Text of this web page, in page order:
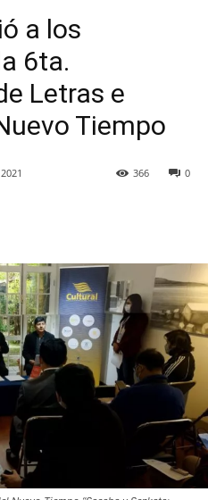
a los
6ta.
Letras e
Tiempo
0
366